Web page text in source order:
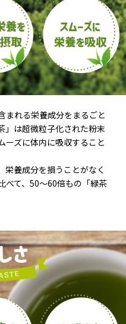
まれる栄養成分をまるごと
」は超微粒子化された粉末
ーズに体内に吸収すること
栄養成分を損うことがなく
べて、50～60倍もの「緑茶